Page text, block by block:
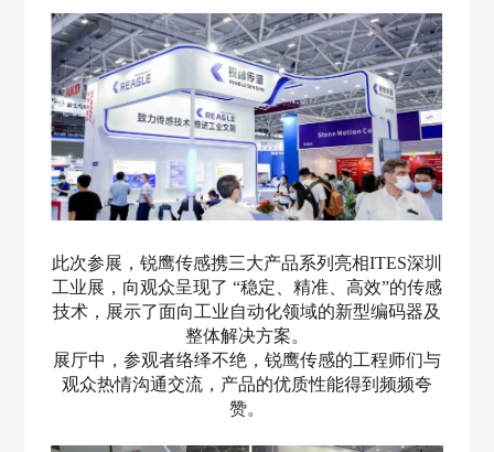
此次参展，锐鹰传感携三大产品系列亮相ITES深圳
工业展，向观众呈现了 “稳定、精准、高效”的传感
技术，展示了面向工业自动化领域的新型编码器及
整体解决方案。
展厅中，参观者络绎不绝，锐鹰传感的工程师们与
观众热情沟通交流，产品的优质性能得到频频夸
赞。